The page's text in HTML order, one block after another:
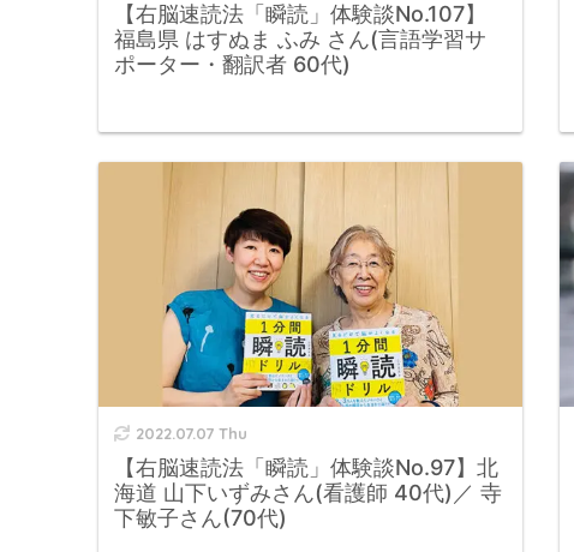
【右脳速読法「瞬読」体験談No.107】
福島県 はすぬま ふみ さん(言語学習サ
ポーター・翻訳者 60代)
2022.07.07 Thu
【右脳速読法「瞬読」体験談No.97】北
海道 山下いずみさん(看護師 40代)／ 寺
下敏子さん(70代)